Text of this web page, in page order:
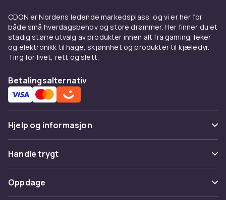
CDON er Nordens ledende markedsplass, og vi er her for
både små hverdagsbehov og store drømmer. Her finner du et
stadig større utvalg av produkter innen alt fra gaming, leker
og elektronikk til hage, skjønnhet og produkter til kjæledyr.
Ting for livet, rett og slett.
Betalingsalternativ
Hjelp og informasjon
Vanlige spørsmål
Spor pakke
Angre & returner her
Handle trygt
Betaling
Oppdage